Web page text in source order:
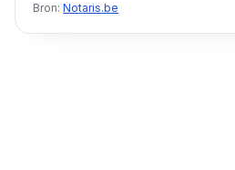
Bron:Notaris.be